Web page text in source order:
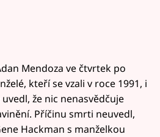
Mendoza ve čtvrtek po
kteří se vzali v roce 1991, i
že nic nenasvědčuje
Příčinu smrti neuvedl,
Hackman s manželkou